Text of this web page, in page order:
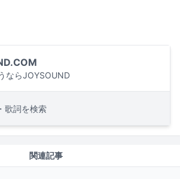
ならJOYSOUND
歌詞を検索
関連記事